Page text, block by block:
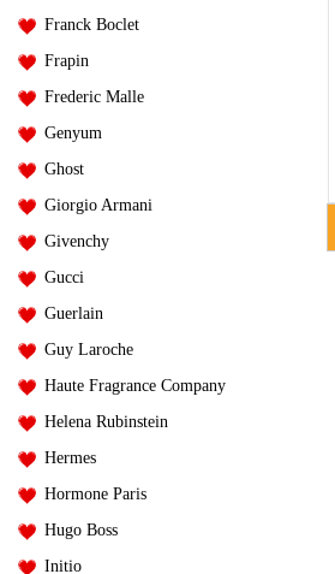
Franck Boclet
Frapin
Frederic Malle
Genyum
Ghost
Giorgio Armani
Givenchy
Gucci
Guerlain
Guy Laroche
Haute Fragrance Company
Helena Rubinstein
Hermes
Hormone Paris
Hugo Boss
Initio